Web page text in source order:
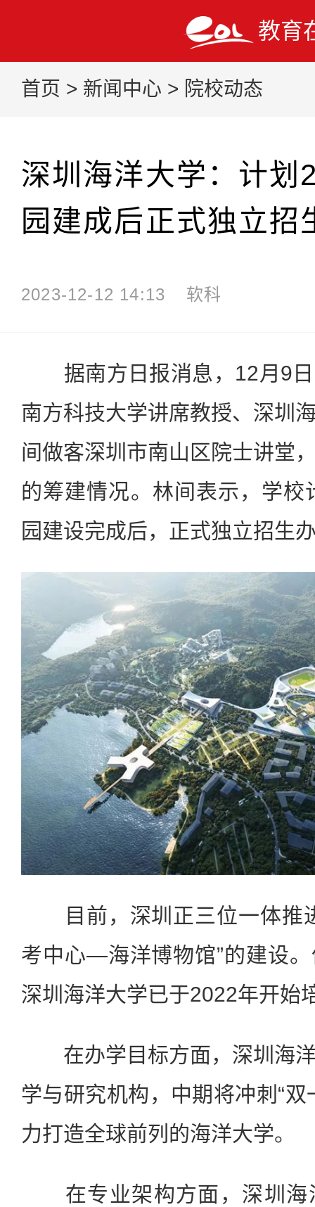
教育
首页 > 新闻中心 > 院校动态
深圳海洋大学：计划
园建成后正式独立招
2023-12-12 14:13 软科
据南方日报消息，12月9日
南方科技大学讲席教授、深圳
间做客深圳市南山区院士讲堂
的筹建情况。林间表示，学校
园建设完成后，正式独立招生
目前，深圳正三位一体推
考中心—海洋博物馆”的建设
深圳海洋大学已于2022年开始
在办学目标方面，深圳海洋
学与研究机构，中期将冲刺“双
力打造全球前列的海洋大学。
在专业架构方面，深圳海